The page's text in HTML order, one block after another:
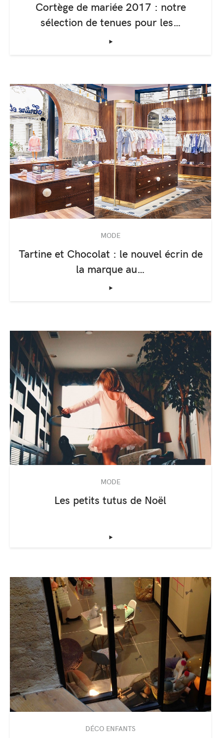
Cortège de mariée 2017 : notre
sélection de tenues pour les…
‣
MODE
Tartine et Chocolat : le nouvel écrin de
la marque au…
‣
MODE
Les petits tutus de Noël
‣
DÉCO ENFANTS